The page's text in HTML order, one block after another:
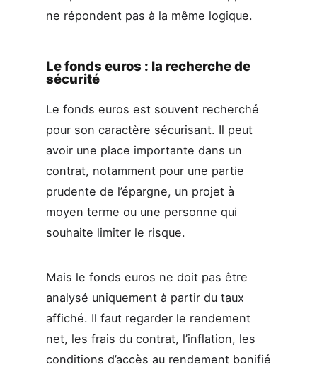
ne répondent pas à la même logique.
Le fonds euros : la recherche de
sécurité
Le fonds euros est souvent recherché
pour son caractère sécurisant. Il peut
avoir une place importante dans un
contrat, notamment pour une partie
prudente de l’épargne, un projet à
moyen terme ou une personne qui
souhaite limiter le risque.
Mais le fonds euros ne doit pas être
analysé uniquement à partir du taux
affiché. Il faut regarder le rendement
net, les frais du contrat, l’inflation, les
conditions d’accès au rendement bonifié